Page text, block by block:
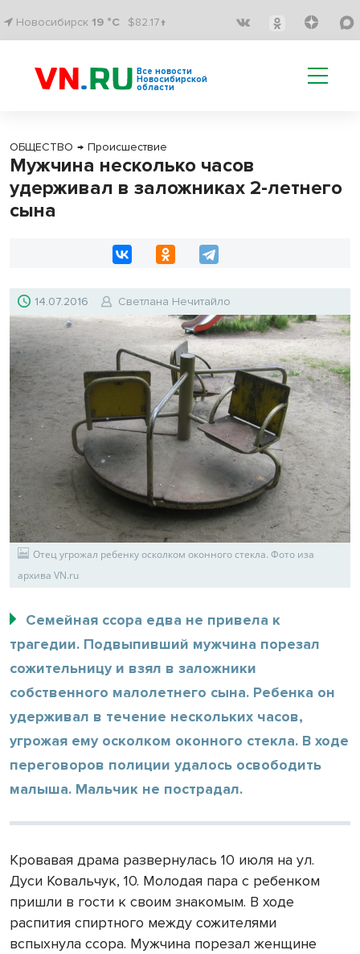
Новосибирск 19 °C $82.17↑
Все новости
Новосибирской
области
ОБЩЕСТВО → Происшествие
Мужчина несколько часов
удерживал в заложниках 2-летнего
сына
14.07.2016 Светлана Нечитайло
Отец угрожал ребенку осколком оконного стекла. Фото иза
архива VN.ru
Семейная ссора едва не привела к
трагедии. Подвыпивший мужчина порезал
сожительницу и взял в заложники
собственного малолетнего сына. Ребенка он
удерживал в течение нескольких часов,
угрожая ему осколком оконного стекла. В ходе
переговоров полиции удалось освободить
малыша. Мальчик не пострадал.
Кровавая драма развернулась 10 июля на ул.
Дуси Ковальчук, 10. Молодая пара с ребенком
пришли в гости к своим знакомым. В ходе
распития спиртного между сожителями
вспыхнула ссора. Мужчина порезал женщине